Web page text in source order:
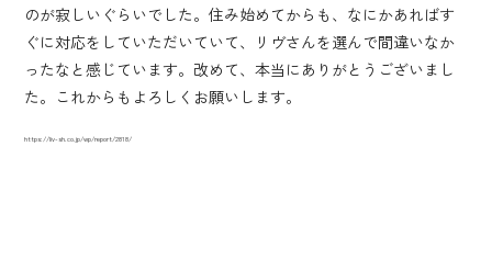
のが寂しいぐらいでした。住み始めてからも、なにかあればす
ぐに対応をしていただいていて、リヴさんを選んで間違いなか
ったなと感じています。改めて、本当にありがとうございまし
た。これからもよろしくお願いします。
https://liv-sh.co.jp/wp/report/2818/